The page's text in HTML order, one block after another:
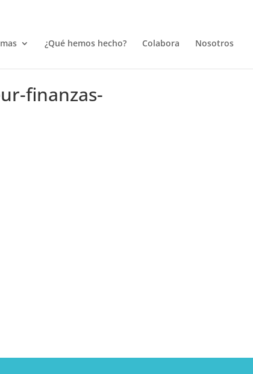
¿Qué hemos hecho? Colabora Nosotros
finanzas-